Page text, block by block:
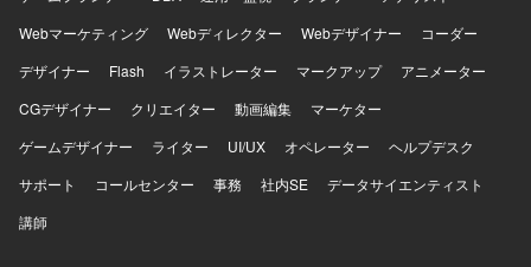
Webマーケティング
Webディレクター Webデザイナー
コーダー
デザイナー
Flash イラストレーター マークアップ
アニメーター
CGデザイナー
クリエイター 動画編集
マーケター
ゲームデザイナー
ライター UI/UX オペレーター
ヘルプデスク
サポート
コールセンター 事務 社内SE
データサイエンティスト
講師